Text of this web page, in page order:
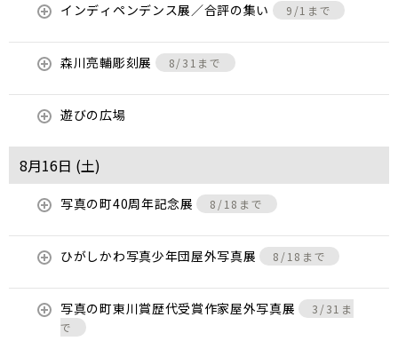
インディペンデンス展／合評の集い 9/1まで
森川亮輔彫刻展 8/31まで
遊びの広場
8月16日 (土)
写真の町40周年記念展 8/18まで
ひがしかわ写真少年団屋外写真展 8/18まで
写真の町東川賞歴代受賞作家屋外写真展
3/31ま
で